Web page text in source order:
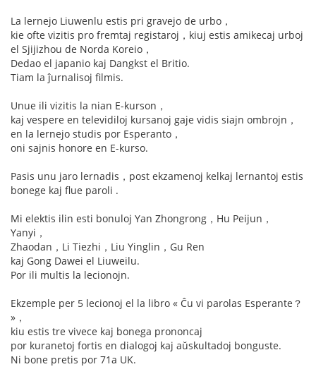
La lernejo Liuwenlu estis pri gravejo de urbo，
kie ofte vizitis pro fremtaj registaroj，kiuj estis amikecaj urboj
el Sjijizhou de Norda Koreio，
Dedao el japanio kaj Dangkst el Britio.
Tiam la ĵurnalisoj filmis.
Unue ili vizitis la nian E-kurson，
kaj vespere en televidiloj kursanoj gaje vidis siajn ombrojn，
en la lernejo studis por Esperanto，
oni sajnis honore en E-kurso.
Pasis unu jaro lernadis，post ekzamenoj kelkaj lernantoj estis
bonege kaj flue paroli .
Mi elektis ilin esti bonuloj Yan Zhongrong，Hu Peijun，
Yanyi，
Zhaodan，Li Tiezhi，Liu Yinglin，Gu Ren
kaj Gong Dawei el Liuweilu.
Por ili multis la lecionojn.
Ekzemple per 5 lecionoj el la libro « Ĉu vi parolas Esperante？
»，
kiu estis tre vivece kaj bonega prononcaj
por kuranetoj fortis en dialogoj kaj aŭskultadoj bonguste.
Ni bone pretis por 71a UK.